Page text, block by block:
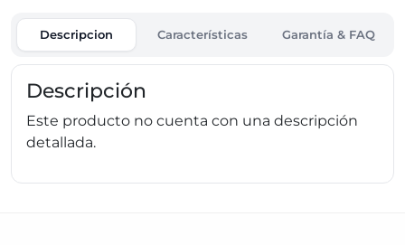
Descripcion Características Garantía & FAQ
Descripción
Este producto no cuenta con una descripción
detallada.